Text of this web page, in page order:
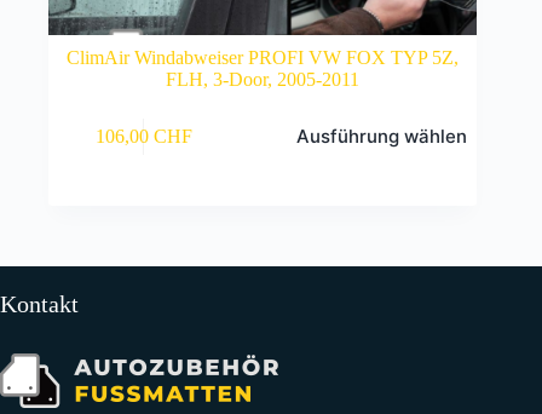
ClimAir Windabweiser PROFI VW FOX TYP 5Z,
FLH, 3-Door, 2005-2011
106,00 CHF Ausführung wählen
Optionen
können
auf
Produktseite
gewählt
werden
Kontakt